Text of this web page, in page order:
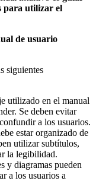
para utilizar el
de usuario
siguientes
utilizado en el manual
Se deben evitar
a los usuarios.
estar organizado de
utilizar subtítulos,
la legibilidad.
y diagramas pueden
a los usuarios a